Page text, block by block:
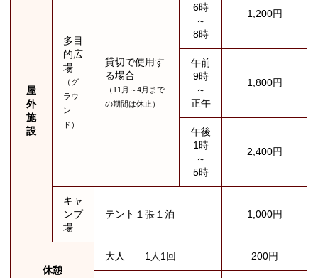
屋
外
施
設
多目
的広
場
（グ
ラウ
ン
ド）
貸切で使用す
る場合
（11月～4月まで
の期間は休止）
6時
～
8時
1,200円
午前
9時
～
正午
1,800円
午後
1時
～
5時
2,400円
キャ
ンプ
場
テント１張１泊 1,000円
休憩
大人 1人1回 200円